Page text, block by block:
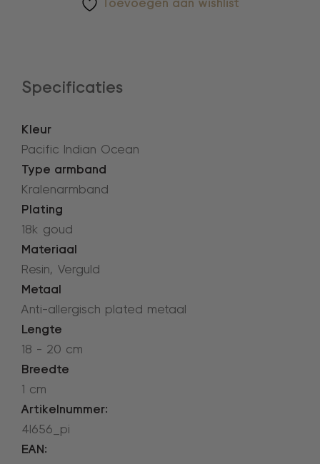
Toevoegen aan wishlist
Specificaties
Kleur
Pacific Indian Ocean
Type armband
Kralenarmband
Plating
18k goud
Materiaal
Resin, Verguld
Metaal
Anti-allergisch plated metaal
Lengte
18 - 20 cm
Breedte
1 cm
Artikelnummer:
4l656_pi
EAN: